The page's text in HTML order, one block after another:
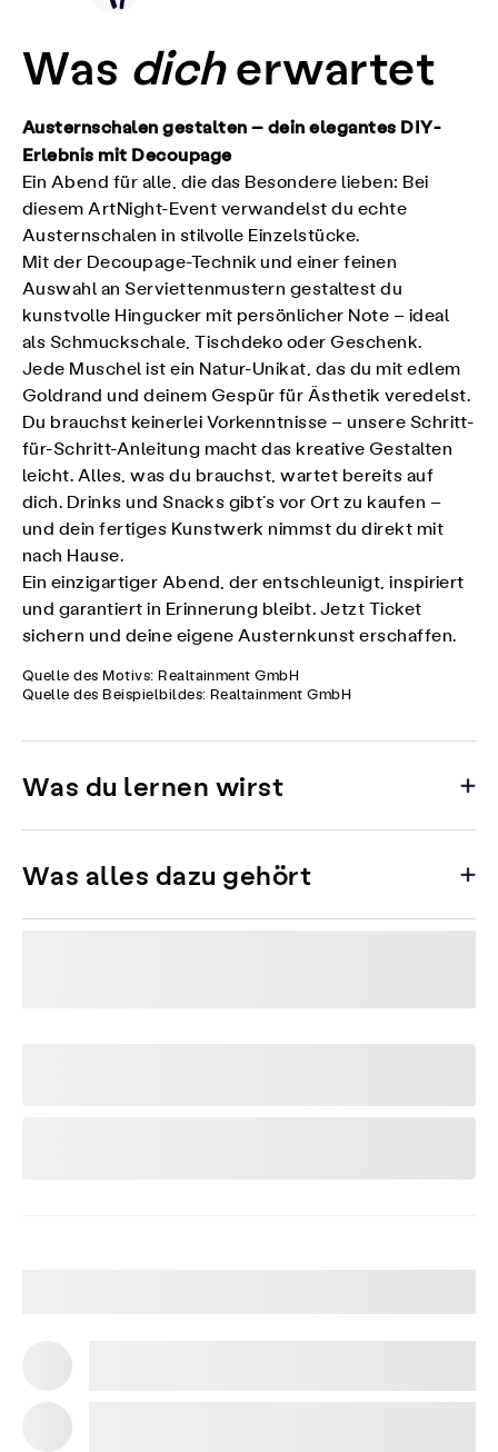
Was dicherwartet
Austernschalen gestalten – dein elegantes DIY-
Erlebnis mit Decoupage
Ein Abend für alle, die das Besondere lieben: Bei
diesem ArtNight-Event verwandelst du echte
Austernschalen in stilvolle Einzelstücke.
Mit der Decoupage-Technik und einer feinen
Auswahl an Serviettenmustern gestaltest du
kunstvolle Hingucker mit persönlicher Note – ideal
als Schmuckschale, Tischdeko oder Geschenk.
Jede Muschel ist ein Natur-Unikat, das du mit edlem
Goldrand und deinem Gespür für Ästhetik veredelst.
Du brauchst keinerlei Vorkenntnisse – unsere Schritt-
für-Schritt-Anleitung macht das kreative Gestalten
leicht. Alles, was du brauchst, wartet bereits auf
dich. Drinks und Snacks gibt’s vor Ort zu kaufen –
und dein fertiges Kunstwerk nimmst du direkt mit
nach Hause.
Ein einzigartiger Abend, der entschleunigt, inspiriert
und garantiert in Erinnerung bleibt. Jetzt Ticket
sichern und deine eigene Austernkunst erschaffen.
Quelle des Motivs: Realtainment GmbH
Quelle des Beispielbildes: Realtainment GmbH
Was du lernen wirst
Was alles dazu gehört